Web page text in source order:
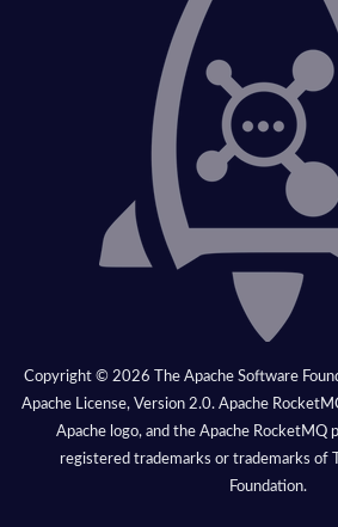
Copyright © 2026 The Apache Software
Apache License, Version 2.0. Apache
Apache logo, and the Apache RocketMQ
registered trademarks or trademarks of
Foundation.